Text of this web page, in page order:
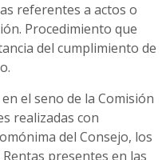
referentes a actos o
Procedimiento que
del cumplimiento de
el seno de la Comisión
realizadas con
del Consejo, los
presentes en las